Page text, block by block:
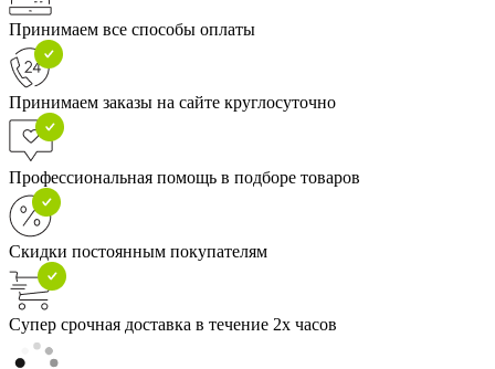
Принимаем все способы оплаты
Принимаем заказы на сайте круглосуточно
Профессиональная помощь в подборе товаров
Скидки постоянным покупателям
Супер срочная доставка в течение 2х часов